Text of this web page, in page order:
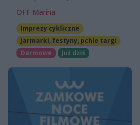
OFF Marina
Imprezy cykliczne
Jarmarki, festyny, pchle targi
Darmowe
Już dziś